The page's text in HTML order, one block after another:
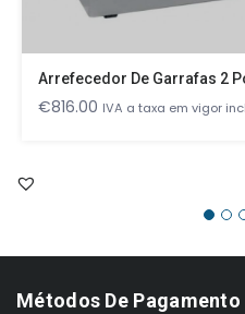
Arrefecedor De Garrafas 2
€816.00 IVA a taxa em vigor
Métodos De Pagamento